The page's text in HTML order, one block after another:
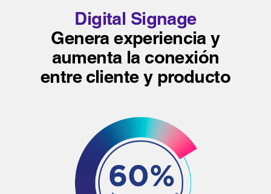
Digital Signage
Genera experiencia y
aumenta la conexión
entre cliente y producto